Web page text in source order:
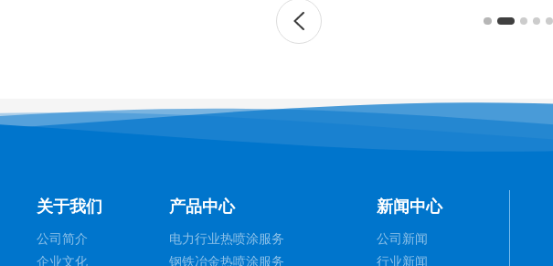
关于我们
公司简介
企业文化
产品中心
电力行业热喷涂服务
钢铁冶金热喷涂服务
新闻中心
公司新闻
行业新闻